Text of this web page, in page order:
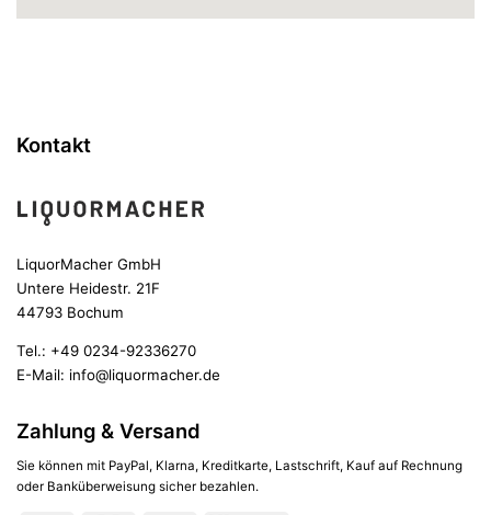
Kontakt
LiquorMacher GmbH
Untere Heidestr. 21F
44793 Bochum
Tel.: +49 0234-92336270
E-Mail: info@liquormacher.de
Zahlung & Versand
Sie können mit PayPal, Klarna, Kreditkarte, Lastschrift, Kauf auf Rechnung
oder Banküberweisung sicher bezahlen.